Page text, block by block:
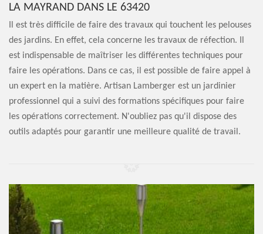
LA MAYRAND DANS LE 63420
Il est très difficile de faire des travaux qui touchent les pelouses
des jardins. En effet, cela concerne les travaux de réfection. Il
est indispensable de maîtriser les différentes techniques pour
faire les opérations. Dans ce cas, il est possible de faire appel à
un expert en la matière. Artisan Lamberger est un jardinier
professionnel qui a suivi des formations spécifiques pour faire
les opérations correctement. N'oubliez pas qu'il dispose des
outils adaptés pour garantir une meilleure qualité de travail.